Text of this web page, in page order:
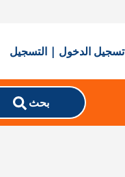
تسجيل الدخول | التسجيل
بحث